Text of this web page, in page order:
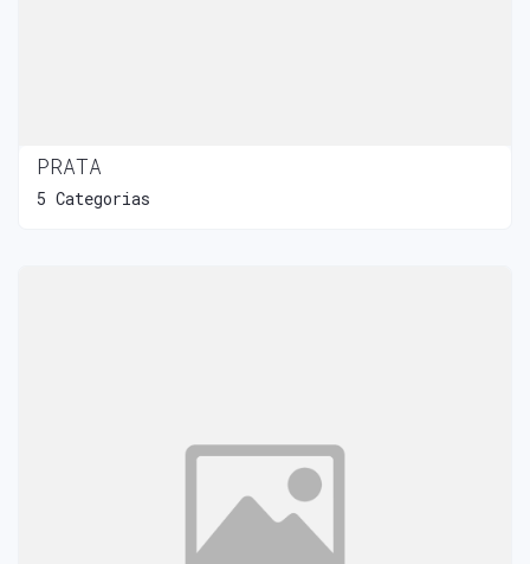
PRATA
5 Categorias